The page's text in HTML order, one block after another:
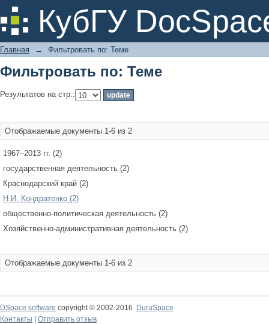
КубГУ
Фильтровать по: Теме
Главная → Фильтровать по: Теме
Фильтровать по: Теме
Результатов на стр.:
Отображаемые документы 1-6 из 2
1967–2013 гг. (2)
государственная деятельность (2)
Краснодарский край (2)
Н.И. Кондратенко (2)
общественно-политическая деятельность (2)
Хозяйственно-административная деятельность (2)
Отображаемые документы 1-6 из 2
DSpace software copyright © 2002-2016
DuraSpace
Контакты
Отправить отзыв